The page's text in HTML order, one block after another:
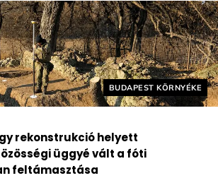
Helyszín címkék:
BUDAPEST KÖRNYÉKE
rekonstrukció helyett
üggyé vált a fóti
feltámasztása